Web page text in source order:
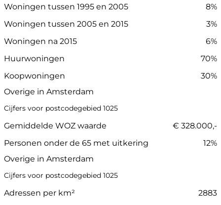
Woningen tussen 1995 en 2005
8%
Woningen tussen 2005 en 2015
3%
Woningen na 2015
6%
Huurwoningen
70%
Koopwoningen
30%
Overige in Amsterdam
Cijfers voor postcodegebied 1025
Gemiddelde WOZ waarde
€ 328.000,-
Personen onder de 65 met uitkering
12%
Overige in Amsterdam
Cijfers voor postcodegebied 1025
Adressen per km²
2883